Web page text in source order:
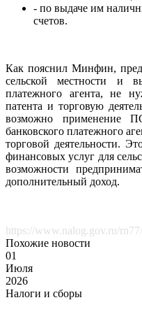
- по выдаче им
счетов.
Как пояснил Минфин,
сельской местности и
платежного агента, не
патента и торговую
возможно применение
банковского платежного
торговой деятельности.
финансовых услуг для
возможности
дополнительный доход.
https://www.nalog.gov.ru/
Похожие новости
01
Июля
2026
Налоги и сборы